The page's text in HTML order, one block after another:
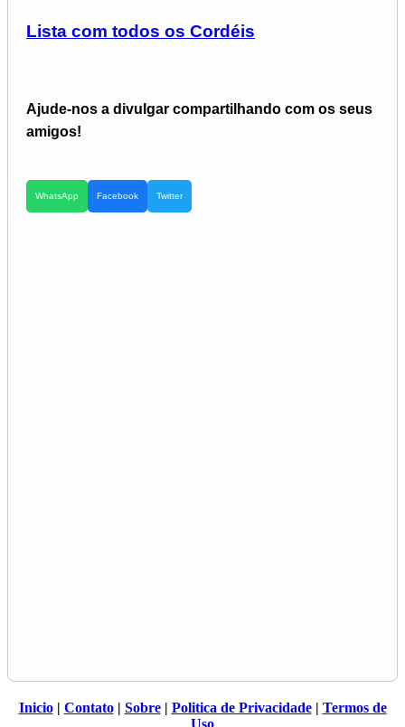
Lista com todos os Cordéis
Ajude-nos a divulgar compartilhando com os seus
amigos!
WhatsApp Facebook Twitter
Inicio| Contato| Sobre| Politica de Privacidade| Termos de